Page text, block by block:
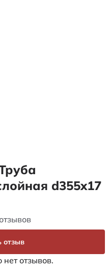
d355x17
отзывов.
отзыв